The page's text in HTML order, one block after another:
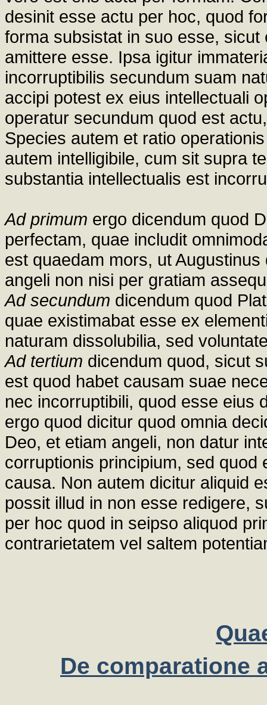
desinit esse actu per hoc, quod
forma subsistat in suo esse,
amittere esse. Ipsa igitur
incorruptibilis secundum suam
accipi potest ex eius intellectuali
operatur secundum quod est
Species autem et ratio
autem intelligibile, cum sit supra
substantia intellectualis est
Ad primum ergo dicendum quod
perfectam, quae includit
est quaedam mors, ut
angeli non nisi per gratiam
Ad secundum dicendum quod
quae existimabat esse ex
naturam dissolubilia, sed
Ad tertium dicendum quod, sicut
est quod habet causam suae
nec incorruptibili, quod esse eius
ergo quod dicitur quod omnia
Deo, et etiam angeli, non datur
corruptionis principium, sed
causa. Non autem dicitur aliquid
possit illud in non esse redigere,
per hoc quod in seipso aliquod
contrarietatem vel saltem
De comparatione